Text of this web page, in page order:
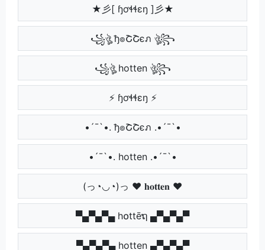
★彡[ ɧơɬɬɛŋ ]彡★
꧁ঔৣ ђ๏ՇՇєภ ঔৣ꧂
꧁ঔৣ hotten ঔৣ꧂
⚡ ɧơɬɬɛŋ ⚡
•´¯`•. ђ๏ՇՇєภ .•´¯`•
•´¯`•. hotten .•´¯`•
(っ◔◡◔)っ ♥ 𝐡𝐨𝐭𝐭𝐞𝐧 ♥
▀▄▀▄▀▄ h໐ttēຖ ▄▀▄▀▄▀
▀▄▀▄▀▄ hotten ▄▀▄▀▄▀